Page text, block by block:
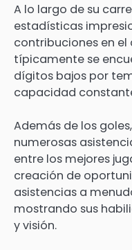
A lo largo de su
estadísticas
contribuciones en el
típicamente se
dígitos bajos por
capacidad
Además de los
numerosas
entre los mejores
creación de
asistencias a
mostrando sus
y visión.